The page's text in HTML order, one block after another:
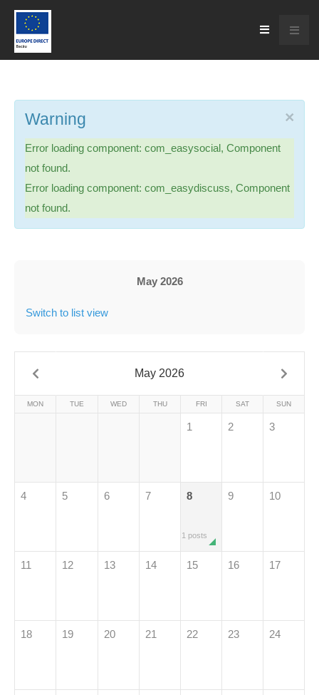
×
Warning
Error loading component: com_easysocial, Component
not found.
Error loading component: com_easydiscuss, Component
not found.
May 2026
Switch to list view
May 2026
MON TUE WED THU FRI SAT SUN
1 2 3
4 5 6 7 8
1 posts
9 10
11 12 13 14 15 16 17
18 19 20 21 22 23 24